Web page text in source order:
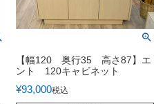
【幅120 奥行35 高さ87】エ
ント 120キャビネット
¥93,000税込